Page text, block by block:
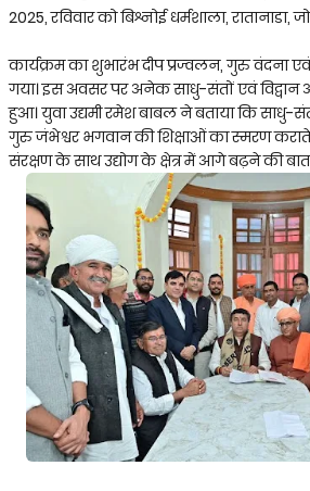
2025, रविवार को बिश्नोई धर्मशाला,
कार्यक्रम का शुभारंभ दीप प्रज्वलन, गुरु वंदना
गया। इस अवसर पर अनेक साधु-संतों एवं विद्वान
हुआ। युवा उद्यमी रमेश बाबल ने बताया कि
गुरु जंभेश्वर भगवान की शिक्षाओं का स्मरण
संरक्षण के साथ उद्योग के क्षेत्र में आगे बढ़ने की